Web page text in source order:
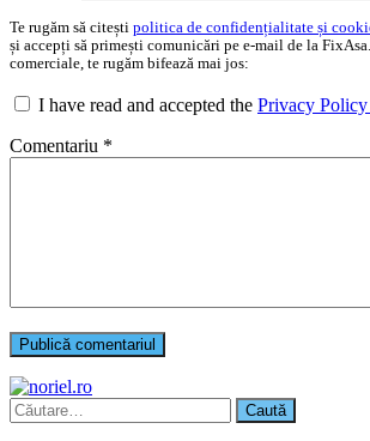
Te rugăm să citești politica de confidențialitate și
și accepți să primești comunicări pe e-mail de la
comerciale, te rugăm bifează mai jos:
I have read and accepted the Privacy Policy
Comentariu *
Caută
după: